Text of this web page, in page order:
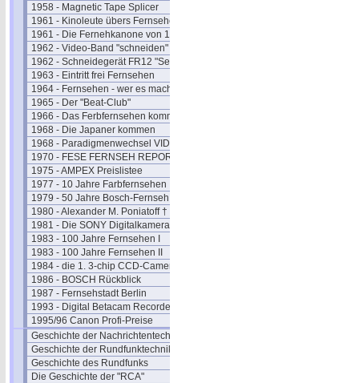
1958 - Magnetic Tape Splicer
1961 - Kinoleute übers Fernsehen
1961 - Die Fernehkanone von 1936
1962 - Video-Band "schneiden"
1962 - Schneidegerät FR12 "Senior"
1963 - Eintritt frei Fernsehen
1964 - Fernsehen - wer es macht
1965 - Der "Beat-Club"
1966 - Das Ferbfernsehen kommt
1968 - Die Japaner kommen
1968 - Paradigmenwechsel VIDEO
1970 - FESE FERNSEH REPORT
1975 - AMPEX Preislistee
1977 - 10 Jahre Farbfernsehen
1979 - 50 Jahre Bosch-Fernseh
1980 - Alexander M. Poniatoff †
1981 - Die SONY Digitalkamera
1983 - 100 Jahre Fernsehen I
1983 - 100 Jahre Fernsehen II
1984 - die 1. 3-chip CCD-Camera
1986 - BOSCH Rückblick
1987 - Fernsehstadt Berlin
1993 - Digital Betacam Recorder
1995/96 Canon Profi-Preise
Geschichte der Nachrichtentechnik
Geschichte der Rundfunktechnik
Geschichte des Rundfunks
Die Geschichte der "RCA"